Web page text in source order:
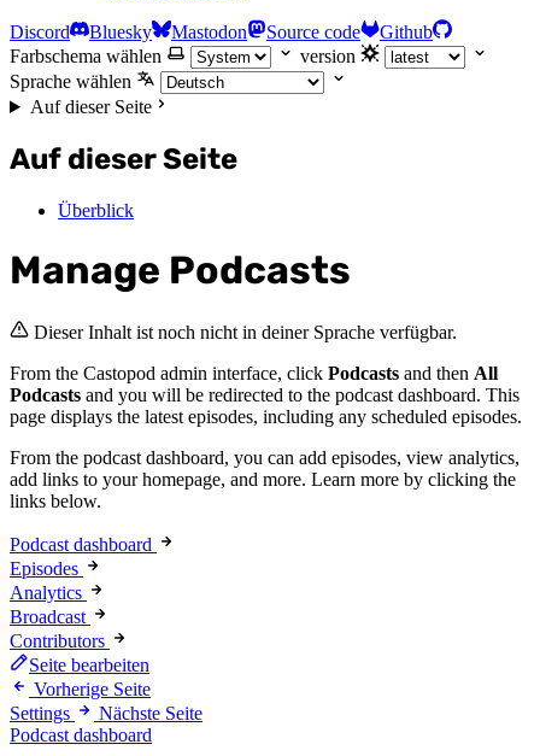
Discord Bluesky Mastodon Source code
Github
Farbschema wählen
version
Sprache wählen
Auf dieser Seite
Auf dieser Seite
Überblick
Manage Podcasts
Dieser Inhalt ist noch nicht in deiner Sprache verfügbar.
From the Castopod admin interface, click Podcasts and then All
Podcasts and you will be redirected to the podcast dashboard. This
page displays the latest episodes, including any scheduled episodes.
From the podcast dashboard, you can add episodes, view analytics,
add links to your homepage, and more. Learn more by clicking the
links below.
Podcast dashboard
Episodes
Analytics
Broadcast
Contributors
Seite bearbeiten
Vorherige Seite
Settings
Nächste Seite
Podcast dashboard